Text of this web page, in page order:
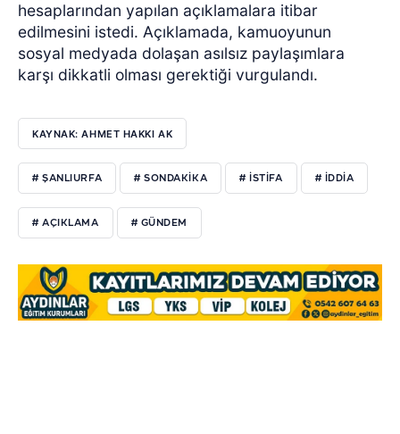
hesaplarından yapılan açıklamalara itibar
edilmesini istedi. Açıklamada, kamuoyunun
sosyal medyada dolaşan asılsız paylaşımlara
karşı dikkatli olması gerektiği vurgulandı.
KAYNAK: AHMET HAKKI AK
# ŞANLIURFA # SONDAKIKA # ISTIFA # IDDIA
# AÇIKLAMA # GÜNDEM